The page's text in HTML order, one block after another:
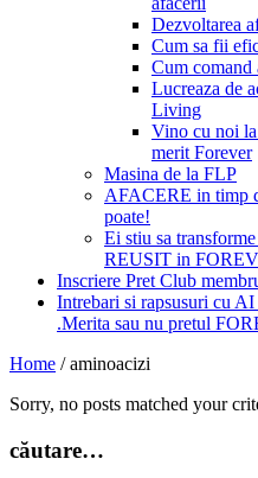
Dezvoltarea
Cum sa fii
Cum comand
Lucreaza de
Living
Vino cu noi
merit Forever
Masina de la FLP
AFACERE in timp
poate!
Ei stiu sa
REUSIT in
Inscriere Pret Club
Intrebari si rapsusuri cu
.Merita sau nu pretul
Home / aminoacizi
Sorry, no posts matched your
căutare…